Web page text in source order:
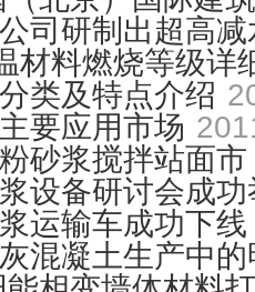
司研制出超高
材料燃烧等级详
类及特点介绍
要应用市场
砂浆搅拌站面市
设备研讨会成功
运输车成功下线
混凝土生产中的